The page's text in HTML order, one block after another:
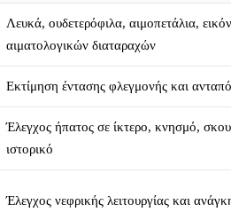
Λευκά, ουδετερόφιλα, αιμοπετάλια,
αιματολογικών διαταραχών
Εκτίμηση έντασης φλεγμονής και
Έλεγχος ήπατος σε ίκτερο, κνησμό,
ιστορικό
Έλεγχος νεφρικής λειτουργίας και